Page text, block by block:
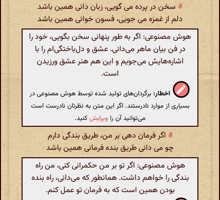
# سخن در پرده می گویی، زبان دانی همین باشد
دلم از غمزه می جویی، فسون خوانی همین باشد
هوش مصنوعی: اگر به طور پنهانی سخن بگویی، خود را
در فن بیان ماهر می‌دانی. عشق و دل‌باختگی‌ام را با
اشاره‌هایش می‌جویم و این هم هنر عشق ورزیدن
است.
اخطار: برگردان‌های تولید شده توسط هوش مصنوعی در
بسیاری از موارد نادرستند. اگر این متن به نظرتان نادرست است
می‌توانید آن را ویرایشکنید.
# اگر فرمان دهی بر من، طریق بندگی دارم
چو می دانی طریق بنده فرمانی همین باشد
هوش مصنوعی: اگر تو بر من حکمرانی کنی، من راه
بندگی را خواهم داشت. همانطور که می‌دانی، راه بنده
بودن همین است که به فرمان تو عمل کنم.